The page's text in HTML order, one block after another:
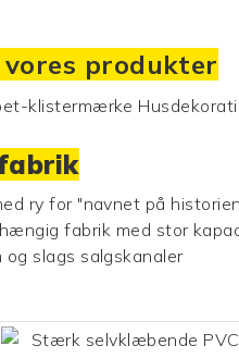
produkter
ry for "navnet på
fabrik med stor
slags salgskanaler